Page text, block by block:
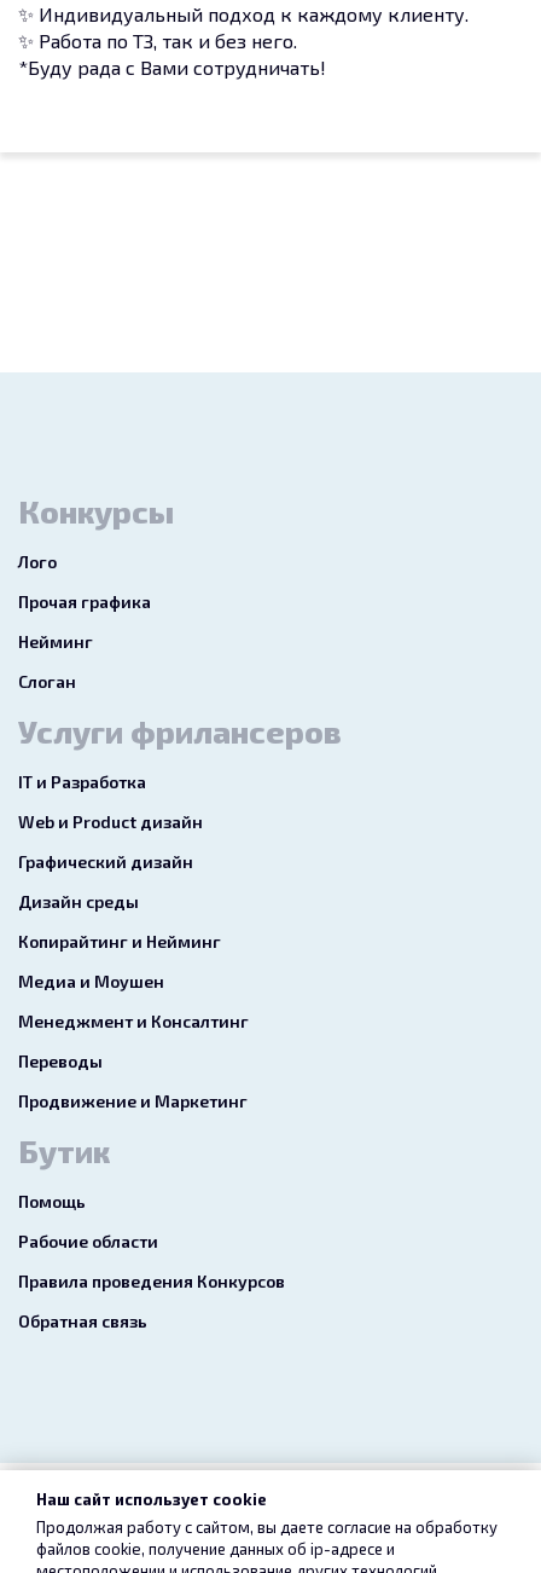
✨ Индивидуальный подход к каждому клиенту.
✨ Работа по ТЗ, так и без него.
*Буду рада с Вами сотрудничать!
Конкурсы
Лого
Прочая графика
Нейминг
Слоган
Услуги фрилансеров
IT и Разработка
Web и Product дизайн
Графический дизайн
Дизайн среды
Копирайтинг и Нейминг
Медиа и Моушен
Менеджмент и Консалтинг
Переводы
Продвижение и Маркетинг
Бутик
Помощь
Рабочие области
Правила проведения Конкурсов
Обратная связь
2026 freelance.boutique
Пользовательское соглашение Конфиденциальность
Наш сайт использует cookie
Продолжая работу с сайтом, вы даете согласие на обработку
файлов cookie, получение данных об ip-адресе и